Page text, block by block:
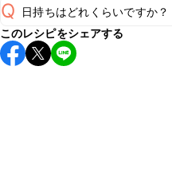
Q 日持ちはどれくらいですか？
こちらのレシピは出来たてを
すすめします。
このレシピをシェアする